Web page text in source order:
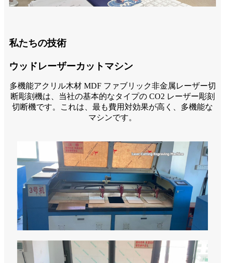
私たちの技術
ウッドレーザーカットマシン
多機能アクリル木材 MDF ファブリック非金属レーザー切
断彫刻機は、当社の基本的なタイプの CO2 レーザー彫刻
切断機です。これは、最も費用対効果が高く、多機能な
マシンです。